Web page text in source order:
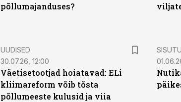
põllumajanduses?
UUDISED
30.07.26, 12:00
Väetisetootjad hoiatavad: ELi
kliimareform võib tõsta
põllumeeste kulusid ja viia
ST